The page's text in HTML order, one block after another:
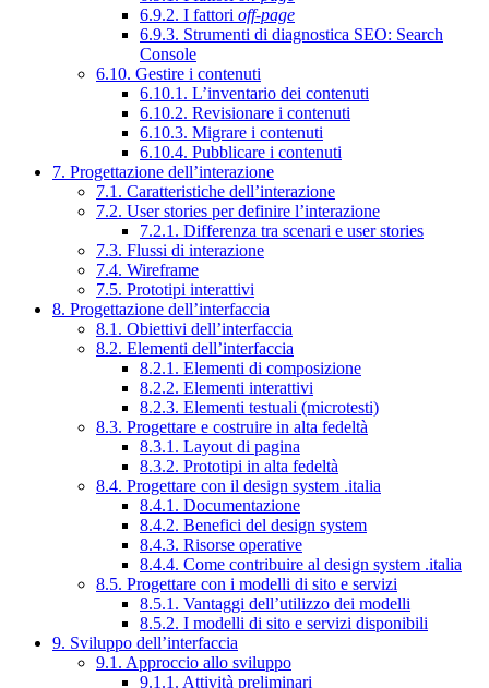
6.9.2. I fattori off-page
6.9.3. Strumenti di diagnostica SEO: Search
Console
6.10. Gestire i contenuti
6.10.1. L’inventario dei contenuti
6.10.2. Revisionare i contenuti
6.10.3. Migrare i contenuti
6.10.4. Pubblicare i contenuti
7. Progettazione dell’interazione
7.1. Caratteristiche dell’interazione
7.2. User stories per definire l’interazione
7.2.1. Differenza tra scenari e user stories
7.3. Flussi di interazione
7.4. Wireframe
7.5. Prototipi interattivi
8. Progettazione dell’interfaccia
8.1. Obiettivi dell’interfaccia
8.2. Elementi dell’interfaccia
8.2.1. Elementi di composizione
8.2.2. Elementi interattivi
8.2.3. Elementi testuali (microtesti)
8.3. Progettare e costruire in alta fedeltà
8.3.1. Layout di pagina
8.3.2. Prototipi in alta fedeltà
8.4. Progettare con il design system .italia
8.4.1. Documentazione
8.4.2. Benefici del design system
8.4.3. Risorse operative
8.4.4. Come contribuire al design system .italia
8.5. Progettare con i modelli di sito e servizi
8.5.1. Vantaggi dell’utilizzo dei modelli
8.5.2. I modelli di sito e servizi disponibili
9. Sviluppo dell’interfaccia
9.1. Approccio allo sviluppo
9.1.1. Attività preliminari